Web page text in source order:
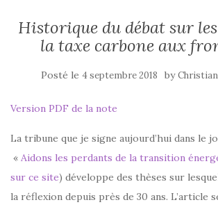
Historique du débat sur
la taxe carbone aux
Posté le 4 septembre 2018 by
Version PDF de la note
La tribune que je signe aujourd’hui dans le
« Aidons les perdants de la transition
sur ce site) développe des thèses sur
la réflexion depuis près de 30 ans. L’article